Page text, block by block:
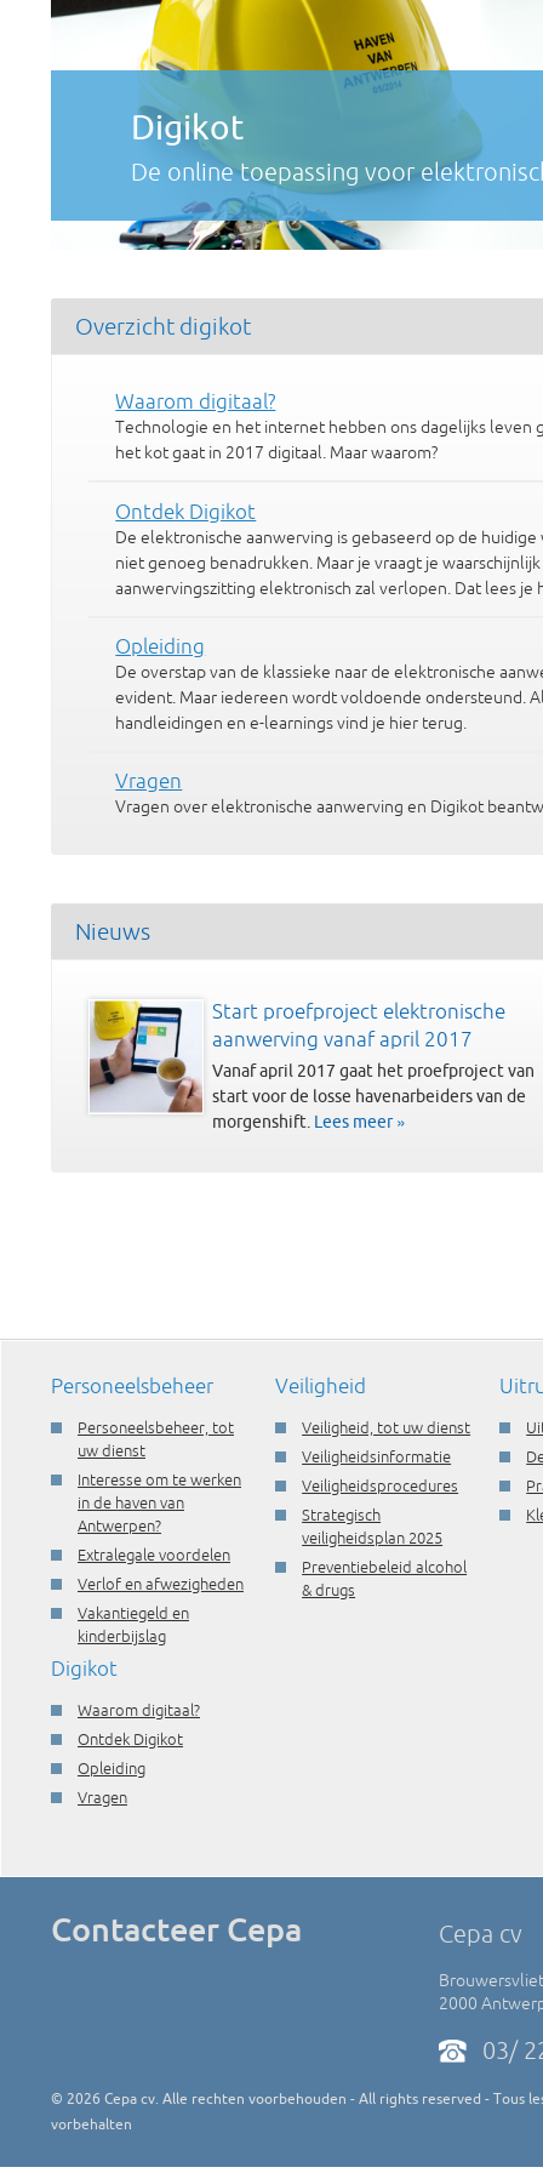
Digikot
De online toepassing voor
Overzicht digikot
Waarom digitaal?
Technologie en het internet hebben ons dagelijks leven
het kot gaat in 2017 digitaal. Maar waarom?
Ontdek Digikot
De elektronische aanwerving is gebaseerd op de
niet genoeg benadrukken. Maar je vraagt je
aanwervingszitting elektronisch zal verlopen. Dat lees je
Opleiding
De overstap van de klassieke naar de elektronische
evident. Maar iedereen wordt voldoende ondersteund.
handleidingen en e-learnings vind je hier terug.
Vragen
Vragen over elektronische aanwerving en Digikot
Nieuws
Start proefproject elektronische
aanwerving vanaf april 2017
Vanaf april 2017 gaat het proefproject van
start voor de losse havenarbeiders van de
morgenshift. Lees meer »
Personeelsbeheer
Personeelsbeheer, tot
uw dienst
Interesse om te werken
in de haven van
Antwerpen?
Extralegale voordelen
Verlof en afwezigheden
Vakantiegeld en
kinderbijslag
Veiligheid
Veiligheid, tot uw dienst
Veiligheidsinformatie
Veiligheidsprocedures
Strategisch
veiligheidsplan 2025
Preventiebeleid alcohol
& drugs
Digikot
Waarom digitaal?
Ontdek Digikot
Opleiding
Vragen
Contacteer Cepa Cepa cv
2000
03/
© 2026 Cepa cv. Alle rechten voorbehouden - All rights reserved - Tous
vorbehalten